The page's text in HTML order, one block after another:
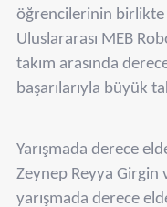
öğrencilerinin birlikte
Uluslararası MEB
takım arasında
başarılarıyla büyük
Yarışmada derece
Zeynep Reyya Girgin
yarışmada derece